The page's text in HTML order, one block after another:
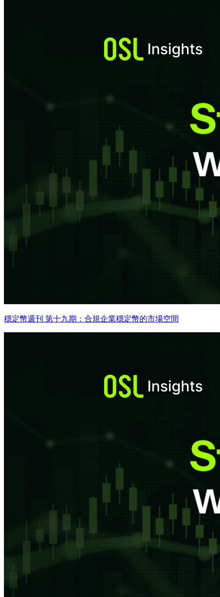
穩定幣週刊 第十九期：合規企業穩定幣的市場空間